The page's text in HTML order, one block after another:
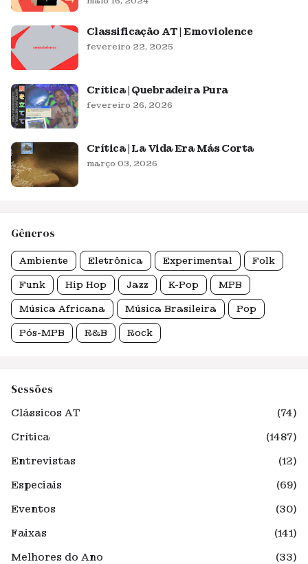
Classificação AT | Emoviolence
fevereiro 22, 2025
Crítica | Quebradeira Pura
fevereiro 26, 2026
Crítica | La Vida Era Más Corta
março 03, 2026
Gêneros
Ambiente Eletrônica Experimental Folk
Funk Hip Hop Jazz K-Pop MPB
Música Africana Música Brasileira Pop
Pós-MPB R&B Rock
Sessões
Clássicos AT
(74)
Crítica
(1487)
Entrevistas
(12)
Especiais
(69)
Eventos
(30)
Faixas
(141)
Melhores do Ano
(33)